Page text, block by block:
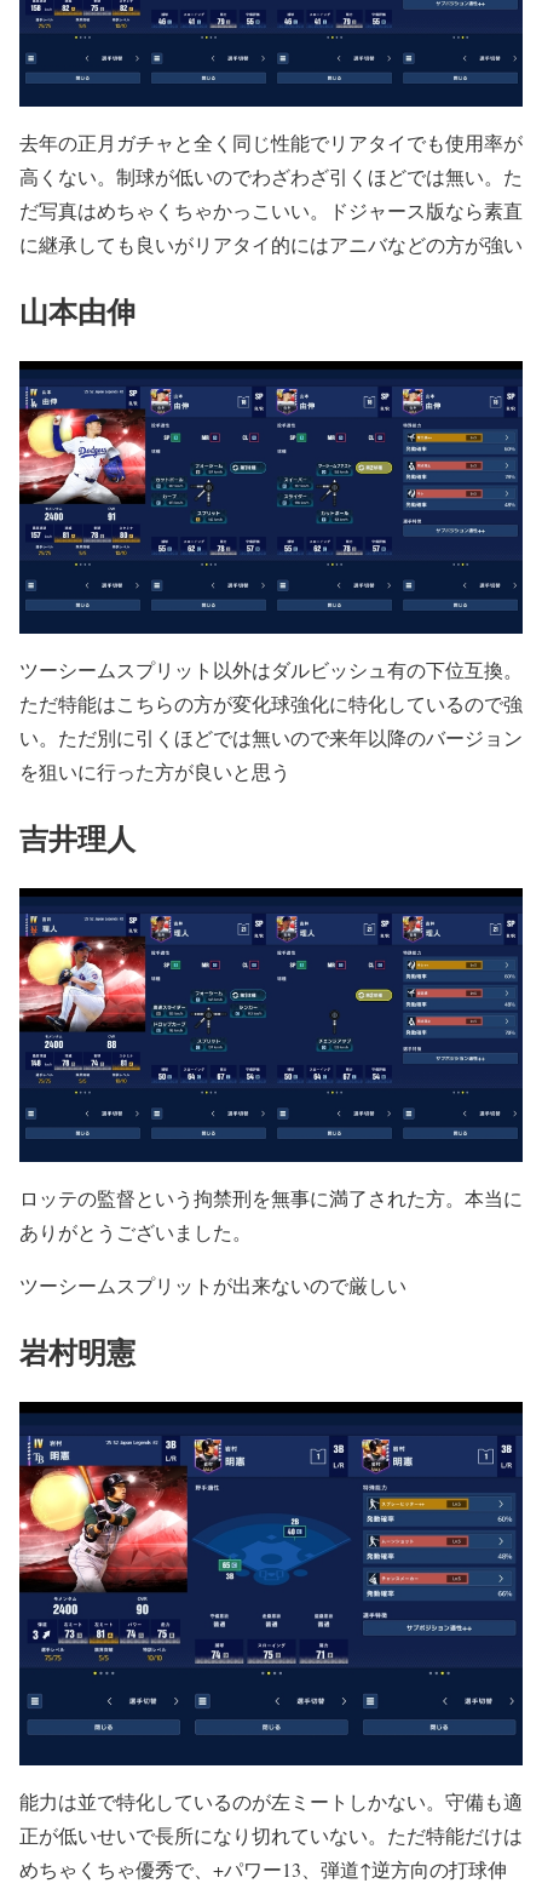
去年の正月ガチャと全く同じ性能でリアタイでも使用率が
高くない。制球が低いのでわざわざ引くほどでは無い。た
だ写真はめちゃくちゃかっこいい。ドジャース版なら素直
に継承しても良いがリアタイ的にはアニバなどの方が強い
山本由伸
ツーシームスプリット以外はダルビッシュ有の下位互換。
ただ特能はこちらの方が変化球強化に特化しているので強
い。ただ別に引くほどでは無いので来年以降のバージョン
を狙いに行った方が良いと思う
吉井理人
ロッテの監督という拘禁刑を無事に満了された方。本当に
ありがとうございました。
ツーシームスプリットが出来ないので厳しい
岩村明憲
能力は並で特化しているのが左ミートしかない。守備も適
正が低いせいで長所になり切れていない。ただ特能だけは
めちゃくちゃ優秀で、+パワー13、弾道↑逆方向の打球伸